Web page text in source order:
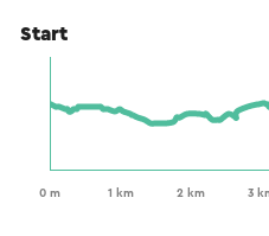
Start